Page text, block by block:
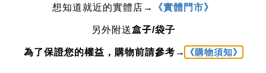
想知道就近的實體店 → 《實體門市》
另外附送盒子/袋子
為了保證您的權益，購物前請參考→ 《購物須知》